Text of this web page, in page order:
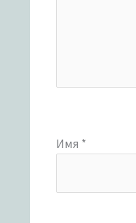
Имя *